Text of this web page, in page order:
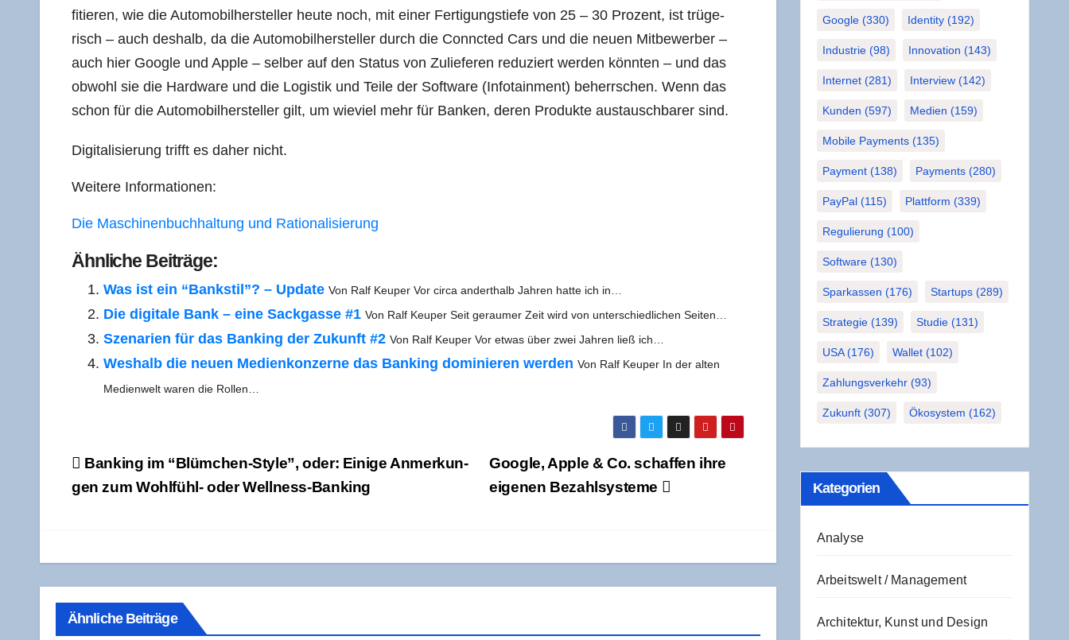
fi­tie­ren, wie die Auto­mo­bil­her­stel­ler heu­te noch, mit einer Fer­ti­gungs­tie­fe von 25 – 30 Pro­zent, ist trü­ge­
risch – auch des­halb, da die Auto­mo­bil­her­stel­ler durch die Connc­ted Cars und die neu­en Mit­be­wer­ber –
auch hier Goog­le und Apple – sel­ber auf den Sta­tus von Zulie­fe­ren redu­ziert wer­den könn­ten – und das
obwohl sie die Hard­ware und die Logis­tik und Tei­le der Soft­ware (Info­tain­ment) beherr­schen. Wenn das
schon für die Auto­mo­bil­her­stel­ler gilt, um wie­viel mehr für Ban­ken, deren Pro­duk­te aus­tausch­ba­rer sind.
Digi­ta­li­sie­rung trifft es daher nicht.
Wei­te­re Informationen:
Die Maschi­nen­buch­hal­tung und Rationalisierung
Ähn­li­che Beiträge:
Was ist ein “Bank­stil”? – Update Von Ralf Keu­per Vor cir­ca andert­halb Jah­ren hat­te ich in…
Die digi­ta­le Bank – eine Sack­gas­se #1 Von Ralf Keu­per Seit gerau­mer Zeit wird von unter­schied­li­chen Seiten…
Sze­na­ri­en für das Ban­king der Zukunft #2 Von Ralf Keu­per Vor etwas über zwei Jah­ren ließ ich…
Wes­halb die neu­en Medi­en­kon­zer­ne das Ban­king domi­nie­ren wer­den Von Ralf Keu­per In der alten
Medi­en­welt waren die Rollen…
Beitragsnavigation
Goog­le, Apple & Co. schaf­fen ihre
eige­nen Bezahlsysteme
Ban­king im “Blüm­chen-Style”, oder: Eini­ge Anmer­kun­
gen zum Wohl­fühl- oder Wellness-Banking
Ähnliche Beiträge
Google(330) Identity(192)
Industrie(98) Innovation (143)
Internet(281) Interview(142)
Kunden (597) Medien (159)
Mobile Payments(135)
Payment(138) Payments(280)
PayPal(115) Plattform (339)
Regulierung (100)
Software(130)
Sparkassen (176) Startups(289)
Strategie(139) Studie(131)
USA(176) Wallet(102)
Zahlungsverkehr(93)
Zukunft(307) Ökosystem (162)
Kate­go­rien
Analyse
Arbeitswelt / Management
Architektur, Kunst und Design